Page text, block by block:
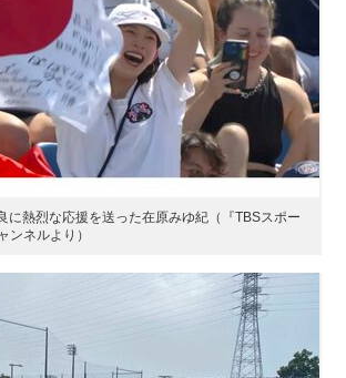
に熱烈な応援を送った在原みゆ紀（『TBSスポー
ンネルより）